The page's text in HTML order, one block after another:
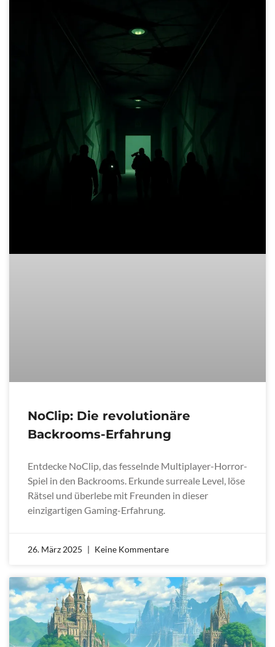
NoClip: Die revolutionäre
Backrooms-Erfahrung
Entdecke NoClip, das fesselnde Multiplayer-Horror-
Spiel in den Backrooms. Erkunde surreale Level, löse
Rätsel und überlebe mit Freunden in dieser
einzigartigen Gaming-Erfahrung.
26. März 2025 Keine Kommentare